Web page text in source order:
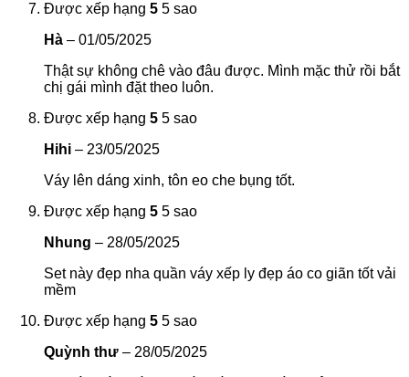
Được xếp hạng 5 5 sao
Hà – 01/05/2025
Thật sự không chê vào đâu được. Mình mặc thử rồi bắt
chị gái mình đặt theo luôn.
Được xếp hạng 5 5 sao
Hihi – 23/05/2025
Váy lên dáng xinh, tôn eo che bụng tốt.
Được xếp hạng 5 5 sao
Nhung – 28/05/2025
Set này đẹp nha quần váy xếp ly đẹp áo co giãn tốt vải
mềm
Được xếp hạng 5 5 sao
Quỳnh thư – 28/05/2025